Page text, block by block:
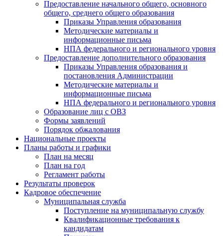
Предоставление начального общего, основного
общего, среднего общего образования
Приказы Управления образования
Методические материалы и
информационные письма
НПА федерального и регионального уровня
Предоставление дополнительного образования
Приказы Управления образования и
постановления Администрации
Методические материалы и
информационные письма
НПА федерального и регионального уровня
Образование лиц с ОВЗ
Формы заявлений
Порядок обжалования
Национальные проекты
Планы работы и графики
План на месяц
План на год
Регламент работы
Результаты проверок
Кадровое обеспечение
Муниципальная служба
Поступление на муниципальную службу
Квалификационные требования к
кандидатам